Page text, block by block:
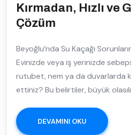
Kırmadan, Hızlı ve
Çözüm
Beyoğlu’nda Su Kaçağı
Evinizde veya iş yerinizde
rutubet, nem ya da duvarlarda
ettiniz? Bu belirtiler, büyük
DEVAMINI OKU